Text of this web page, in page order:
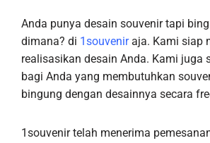
Anda punya desain souvenir tapi
dimana? di 1souveniraja. Kami siap
realisasikan desain Anda. Kami juga
bagi Anda yang membutuhkan
bingung dengan desainnya secara
1souvenir telah menerima